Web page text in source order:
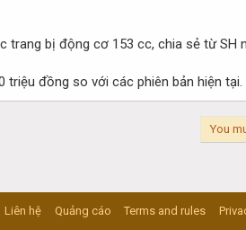
trang bị động cơ 153 cc, chia sẻ từ SH
đồng so với các phiên bản hiện tại.
You
Liên hệ Quảng cáo Terms and rules